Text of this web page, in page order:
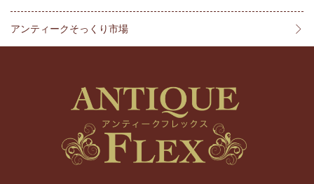
アンティークそっくり市場